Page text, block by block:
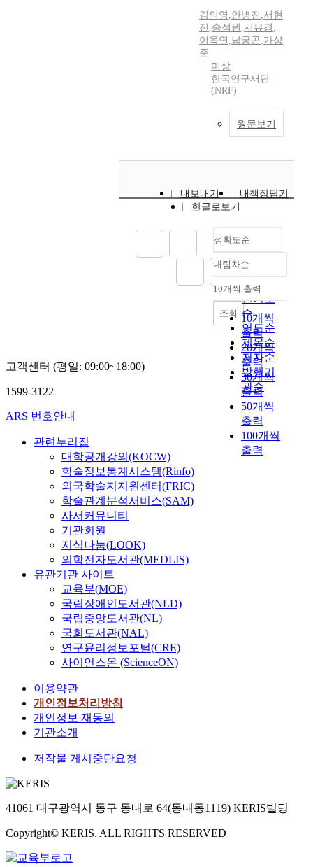
김의영 ,안병진 ,서현
진 ,송석원 ,서유경 ,
이옥연 ,남궁곤,가상
준
미상
한국연구재단
(NRF)
원문보기
내보내기
내책장담기
한글로보기
정확도순
정확도
순
인기도
순
연도순
제목순
저자순
발행기
관순
내림차순
내림차순
10개씩 출력
10개씩
출력
20개씩
출력
30개씩
출력
50개씩
출력
100개씩
출력
조회
고객센터 (평일: 09:00~18:00)
1599-3122
ARS 번호안내
관련누리집
대학공개강의(KOCW)
학술정보통계시스템(Rinfo)
외국학술지지원센터(FRIC)
학술관계분석서비스(SAM)
사서커뮤니티
기관회원
지식나눔(LOOK)
의학전자도서관(MEDLIS)
유관기관 사이트
교육부(MOE)
국립장애인도서관(NLD)
국립중앙도서관(NL)
국회도서관(NAL)
연구윤리정보포털(CRE)
사이언스온 (ScienceON)
이용약관
개인정보처리방침
개인정보 재동의
기관소개
저작물 게시중단요청
41061 대구광역시 동구 동내로 64(동내동1119) KERIS빌딩
Copyright© KERIS. ALL RIGHTS RESERVED